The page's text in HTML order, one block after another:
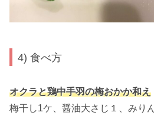
4) 食べ方
オクラと鶏中手羽の梅おかか和え
梅干し1ケ、醤油大さじ１、みり